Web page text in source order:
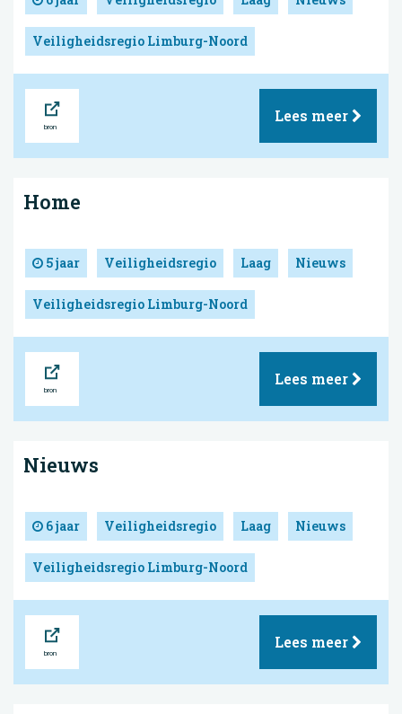
Veiligheidsregio Limburg-Noord
Lees meer
Home
5 jaar Veiligheidsregio Laag Nieuws
Veiligheidsregio Limburg-Noord
Lees meer
Nieuws
6 jaar Veiligheidsregio Laag Nieuws
Veiligheidsregio Limburg-Noord
Lees meer